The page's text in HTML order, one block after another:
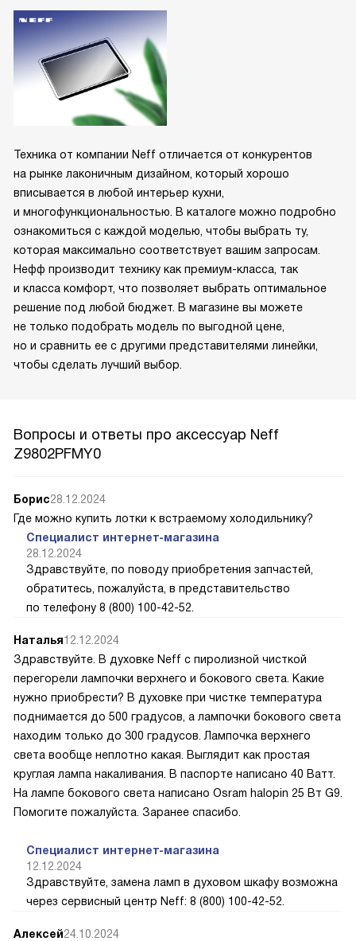
от процесса готовки.
Помню, как однажды я приготовил ужин для своих друзей.
Они были в восторге не только от еды, но и от того, как
выглядела моя кухня с новым установочным набором. Они
даже спросили меня, где я его купил, и я с удовольствием
поделился этой информацией.
Я доволен покупкой и рекомендую этот набор всем, кто
хочет добавить своей варочной панели стиль и
функциональность. Это действительно стоит того и я
уверен, что вы не пожалеете о своем выборе.
Техника от компании Neff отличается от конкурентов
на рынке лаконичным дизайном, который хорошо
вписывается в любой интерьер кухни,
и многофункциональностью. В каталоге можно подробно
ознакомиться с каждой моделью, чтобы выбрать ту,
которая максимально соответствует вашим запросам.
Нефф производит технику как премиум-класса, так
и класса комфорт, что позволяет выбрать оптимальное
решение под любой бюджет. В магазине вы можете
не только подобрать модель по выгодной цене,
но и сравнить ее с другими представителями линейки,
чтобы сделать лучший выбор.
Вопросы и ответы про аксессуар Neff
Z9802PFMY0
Борис28.12.2024
Где можно купить лотки к встраемому холодильнику?
Специалист интернет-магазина
28.12.2024
Здравствуйте, по поводу приобретения запчастей,
обратитесь, пожалуйста, в представительство
по телефону 8 (800) 100-42-52.
Наталья12.12.2024
Здравствуйте. В духовке Neff с пиролизной чисткой
перегорели лампочки верхнего и бокового света. Какие
нужно приобрести? В духовке при чистке температура
поднимается до 500 градусов, а лампочки бокового света
находим только до 300 градусов. Лампочка верхнего
света вообще неплотно какая. Выглядит как простая
круглая лампа накаливания. В паспорте написано 40 Ватт.
На лампе бокового света написано Osram halopin 25 Вт G9.
Помогите пожалуйста. Заранее спасибо.
Специалист интернет-магазина
12.12.2024
Здравствуйте, замена ламп в духовом шкафу возможна
через сервисный центр Neff: 8 (800) 100-42-52.
Алексей24.10.2024